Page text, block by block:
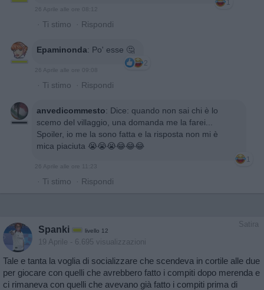
1
26 Aprile alle ore 08:12
· Ti stimo · Rispondi
Epaminonda: Po' esse 🤔
2
26 Aprile alle ore 09:08
· Ti stimo · Rispondi
anvedicommesto: Dice: quando non sai chi è lo
scemo del villaggio, una domanda me la farei...
Spoiler, io me la sono fatta e la risposta non mi è
mica piaciuta 😭😭😭😂😂😂
1
26 Aprile alle ore 11:23
· Ti stimo · Rispondi
Satira
Spanki livello 12
19 Aprile - 6.695 visualizzazioni
Tale e tanta la voglia di socializzare che scendeva in cortile alle due
per giocare con quelli che avrebbero fatto i compiti dopo merenda e
ci rimaneva con quelli che avevano già fatto i compiti prima di